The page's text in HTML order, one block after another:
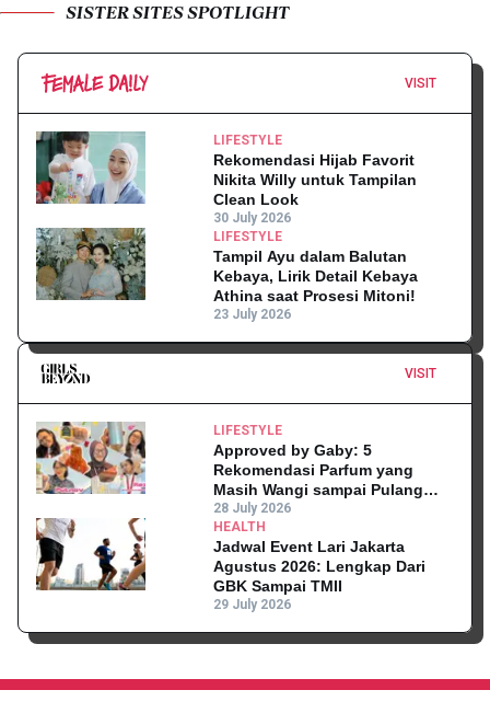
SISTER SITES SPOTLIGHT
VISIT
LIFESTYLE
Rekomendasi Hijab Favorit
Nikita Willy untuk Tampilan
Clean Look
30 July 2026
LIFESTYLE
Tampil Ayu dalam Balutan
Kebaya, Lirik Detail Kebaya
Athina saat Prosesi Mitoni!
23 July 2026
VISIT
LIFESTYLE
Approved by Gaby: 5
Rekomendasi Parfum yang
Masih Wangi sampai Pulang
Kantor
28 July 2026
HEALTH
Jadwal Event Lari Jakarta
Agustus 2026: Lengkap Dari
GBK Sampai TMII
29 July 2026